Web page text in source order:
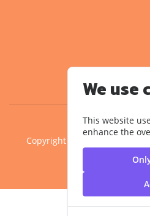
We use
This website
enhance the
Copyright ©2020 คณะครุศาสต
เทคโนโลยีราชมง